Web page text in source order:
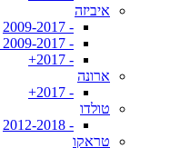
איביזה
- 2009-2017
- 2009-2017 (3 דלתות)
- 2017+
ארונה
- 2017+
טולדו
- 2012-2018
טראקו